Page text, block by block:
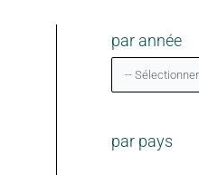
par année
par pays